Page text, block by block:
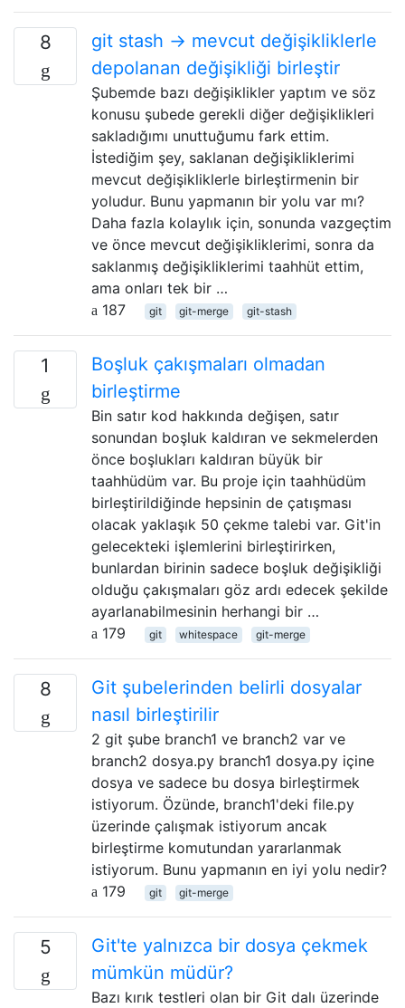
8
git stash -> mevcut değişikliklerle
depolanan değişikliği birleştir
Şubemde bazı değişiklikler yaptım ve söz
konusu şubede gerekli diğer değişiklikleri
sakladığımı unuttuğumu fark ettim.
İstediğim şey, saklanan değişikliklerimi
mevcut değişikliklerle birleştirmenin bir
yoludur. Bunu yapmanın bir yolu var mı?
Daha fazla kolaylık için, sonunda vazgeçtim
ve önce mevcut değişikliklerimi, sonra da
saklanmış değişikliklerimi taahhüt ettim,
ama onları tek bir …
187
git git-merge git-stash
1
Boşluk çakışmaları olmadan
birleştirme
Bin satır kod hakkında değişen, satır
sonundan boşluk kaldıran ve sekmelerden
önce boşlukları kaldıran büyük bir
taahhüdüm var. Bu proje için taahhüdüm
birleştirildiğinde hepsinin de çatışması
olacak yaklaşık 50 çekme talebi var. Git'in
gelecekteki işlemlerini birleştirirken,
bunlardan birinin sadece boşluk değişikliği
olduğu çakışmaları göz ardı edecek şekilde
ayarlanabilmesinin herhangi bir …
179
git whitespace git-merge
8
Git şubelerinden belirli dosyalar
nasıl birleştirilir
2 git şube branch1 ve branch2 var ve
branch2 dosya.py branch1 dosya.py içine
dosya ve sadece bu dosya birleştirmek
istiyorum. Özünde, branch1'deki file.py
üzerinde çalışmak istiyorum ancak
birleştirme komutundan yararlanmak
istiyorum. Bunu yapmanın en iyi yolu nedir?
179
git git-merge
5
Git'te yalnızca bir dosya çekmek
mümkün müdür?
Bazı kırık testleri olan bir Git dalı üzerinde